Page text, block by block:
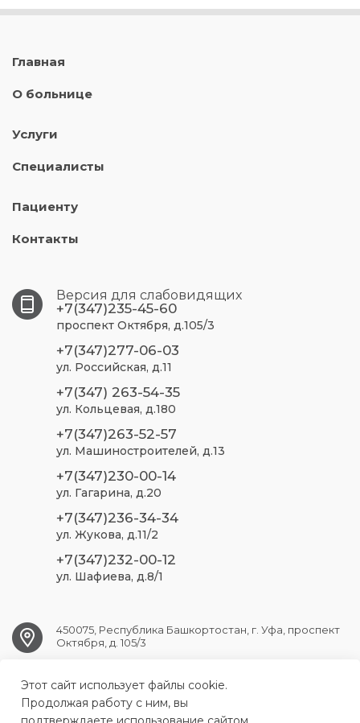
Главная
О больнице
Услуги
Специалисты
Пациенту
Контакты
Версия для слабовидящих
+7(347)235-45-60
проспект Октября, д.105/3
+7(347)277-06-03
ул. Российская, д.11
+7(347) 263-54-35
ул. Кольцевая, д.180
+7(347)263-52-57
ул. Машиностроителей, д.13
+7(347)230-00-14
ул. Гагарина, д.20
+7(347)236-34-34
ул. Жукова, д.11/2
+7(347)232-00-12
ул. Шафиева, д.8/1
450075, Республика Башкортостан, г. Уфа, проспект
Октября, д. 105/3
ufa.sp2@doctorrb.ru
Этот сайт использует файлы cookie.
Продолжая работу с ним, вы